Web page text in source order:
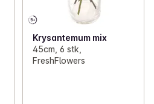
Krysantemum mix
45cm, 6 stk,
FreshFlowers